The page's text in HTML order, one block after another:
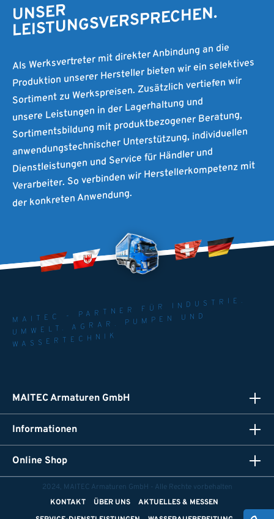
UNSER
LEISTUNGSVERSPRECHEN.
Als Werksvertreter mit direkter Anbindung an die
Produktion unserer Hersteller bieten wir ein selektives
Sortiment zu Werkspreisen. Zusätzlich vertiefen wir
unsere Leistungen in der Lagerhaltung und
Sortimentsbildung mit produktbezogener Beratung,
anwendungstechnischer Unterstützung, individuellen
Dienstleistungen und Service für Händler und
Verarbeiter. So verbinden wir Herstellerkompetenz mit
der konkreten Anwendung.
MAITEC - PARTNER FÜR INDUSTRIE.
UMWELT. AGRAR. PUMPEN UND
WASSERTECHNIK
MAITEC Armaturen GmbH
Informationen
Online Shop
2024, MAITEC Armaturen GmbH - Alle Rechte vorbehalten
KONTAKT
ÜBER UNS
AKTUELLES & MESSEN